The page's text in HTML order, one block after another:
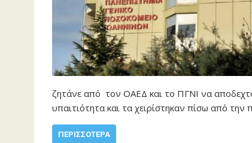
ζητάνε από τον ΟΑΕΔ και το ΠΓΝΙ να
υπαιτιότητα και τα χειρίστηκαν πίσω από
ΠΕΡΙΣΣΌΤΕΡΑ